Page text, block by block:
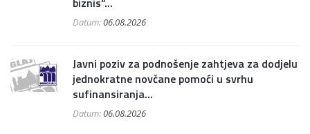
Datum:06.08.2026
Javni poziv za podnošenje zahtjeva za dodjelu
jednokratne novčane pomoći u svrhu
sufinansiranja...
Datum:06.08.2026